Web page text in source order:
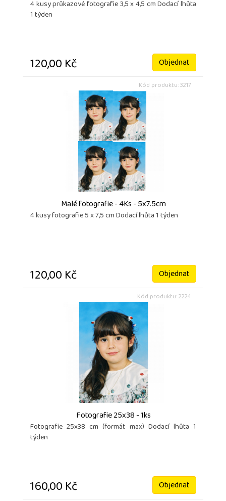
4 kusy průkazové fotografie 3,5 x 4,5 cm Dodací lhůta
1 týden
120,00 Kč Objednat
Kód produktu: 3217
Malé fotografie - 4Ks - 5x7.5cm
4 kusy fotografie 5 x 7,5 cm Dodací lhůta 1 týden
120,00 Kč Objednat
Kód produktu: 2224
Fotografie 25x38 - 1ks
Fotografie 25x38 cm (formát max) Dodací lhůta 1
týden
160,00 Kč Objednat